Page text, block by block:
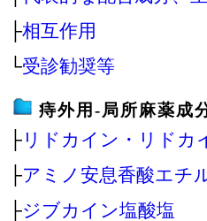
├相互作用
└受診勧奨等
痔外用‐局所麻薬成
├ リドカイン・リドカ
├アミノ安息香酸エチ
├ジブカイン塩酸塩